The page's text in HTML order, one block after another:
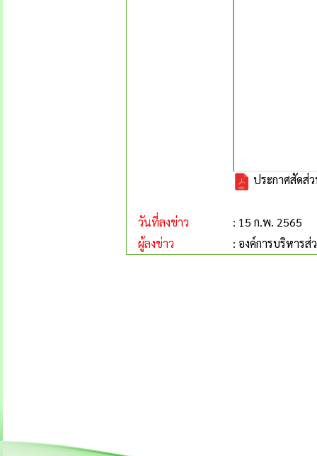
ประกาศสัดส่
วันที่ลงข่าว
: 15 ก.พ. 2565
ผู้ลงข่าว
: องค์การบริหาร